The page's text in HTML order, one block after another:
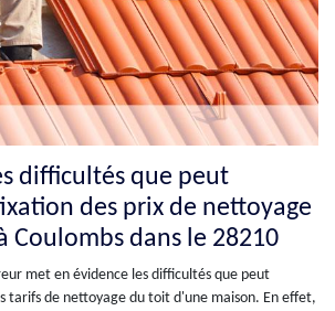
difficultés que peut
des prix de nettoyage
Coulombs dans le 28210
met en évidence les difficultés que peut
tarifs de nettoyage du toit d'une maison. En effet,